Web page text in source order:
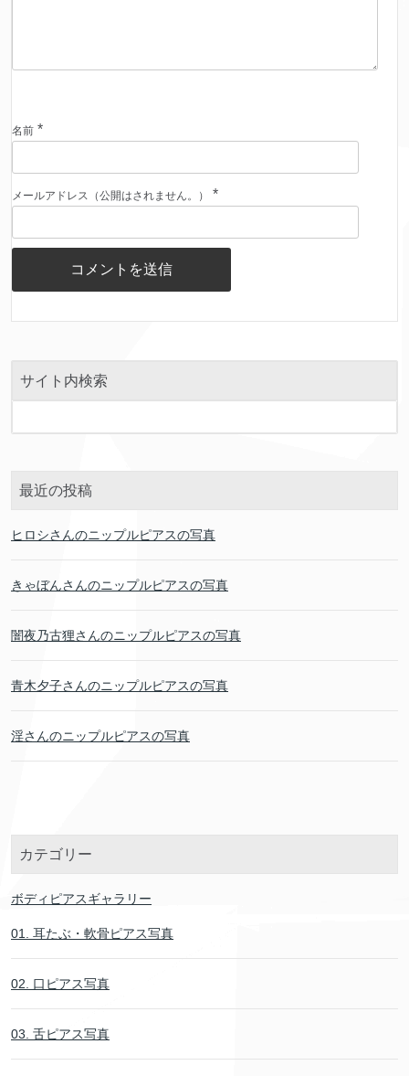
名前 *
メールアドレス（公開はされません。） *
サイト内検索
最近の投稿
ヒロシさんのニップルピアスの写真
きゃぼんさんのニップルピアスの写真
闇夜乃古狸さんのニップルピアスの写真
青木夕子さんのニップルピアスの写真
淫さんのニップルピアスの写真
カテゴリー
ボディピアスギャラリー
01. 耳たぶ・軟骨ピアス写真
02. 口ピアス写真
03. 舌ピアス写真